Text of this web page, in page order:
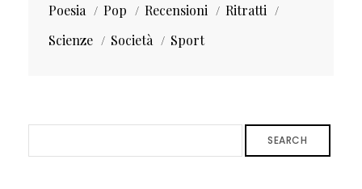
Poesia
Pop Recensioni
Ritratti
Scienze
Società Sport
SEARCH